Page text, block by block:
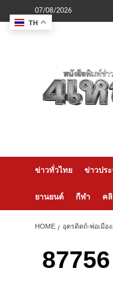
content
07/08/2026
ข่าวทั่วไทย ข่าวปร
ยานยนต์ กีฬา ค
HOME อุตรดิตถ์-พ่อเมือ
87756
TH